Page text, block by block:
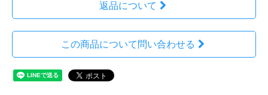
返品について
この商品について問い合わせる